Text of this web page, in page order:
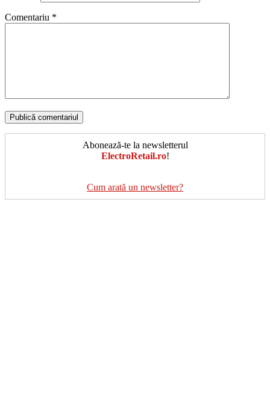
Comentariu *
Abonează-te la newsletterul
ElectroRetail.ro!
Cum arată un newsletter?